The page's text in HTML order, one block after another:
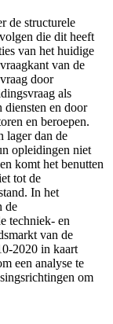
de structurele
die dit heeft
van het huidige
van de
door
als
diensten en door
en beroepen.
lager dan de
opleidingen niet
komt het benutten
tot de
In het
de
techniek- en
van de
2020 in kaart
een analyse te
om